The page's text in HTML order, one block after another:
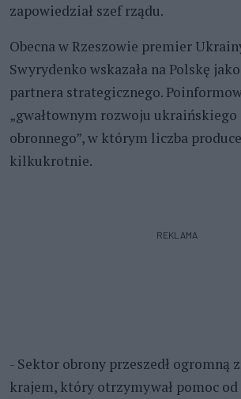
zapowiedział szef rządu.
Obecna w Rzeszowie premier
Swyrydenko wskazała na Polskę
partnera strategicznego.
„gwałtownym rozwoju
obronnego”, w którym liczba
kilkukrotnie.
REKLAMA
- Sektor obrony przeszedł ogromną
krajem, który otrzymywał pomoc